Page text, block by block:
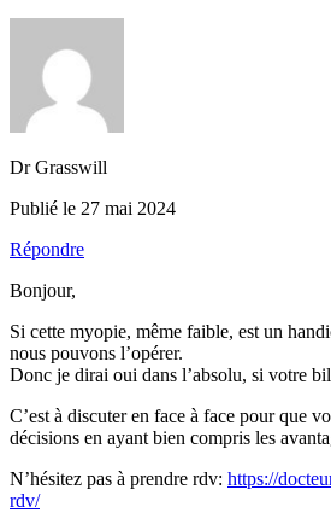
Dr Grasswill
Publié le 27 mai 2024
Répondre
Bonjour,
Si cette myopie, même faible, est un
nous pouvons l’opérer.
Donc je dirai oui dans l’absolu, si votre
C’est à discuter en face à face pour que
décisions en ayant bien compris les
N’hésitez pas à prendre rdv: https://
rdv/